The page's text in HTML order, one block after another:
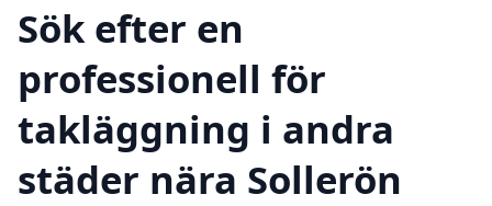
Sök efter en
professionell för
takläggning i andra
städer nära Sollerön